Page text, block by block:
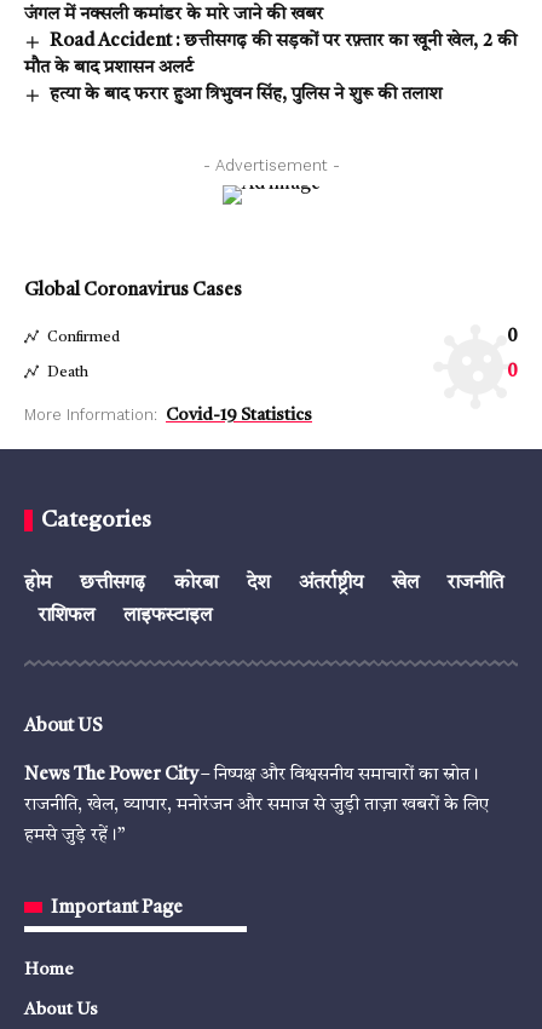
जंगल में नक्सली कमांडर के मारे जाने की खबर
Road Accident : छत्तीसगढ़ की सड़कों पर रफ़्तार का खूनी खेल, 2 की
मौत के बाद प्रशासन अलर्ट
हत्या के बाद फरार हुआ त्रिभुवन सिंह, पुलिस ने शुरू की तलाश
- Advertisement -
Global Coronavirus Cases
Confirmed 0
Death 0
More Information: Covid-19 Statistics
Categories
होम छत्तीसगढ़ कोरबा देश अंतर्राष्ट्रीय खेल
राजनीति
राशिफल
लाइफस्टाइल
About US
News The Power City– निष्पक्ष और विश्वसनीय समाचारों का स्रोत।
राजनीति, खेल, व्यापार, मनोरंजन और समाज से जुड़ी ताज़ा खबरों के लिए
हमसे जुड़े रहें।”
Important Page
Home
About Us